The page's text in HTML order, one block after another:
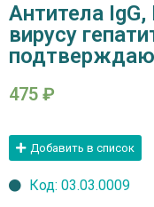
Антитела
вирусу
475 ₽
Добавить в список
Код: 03.03.0009